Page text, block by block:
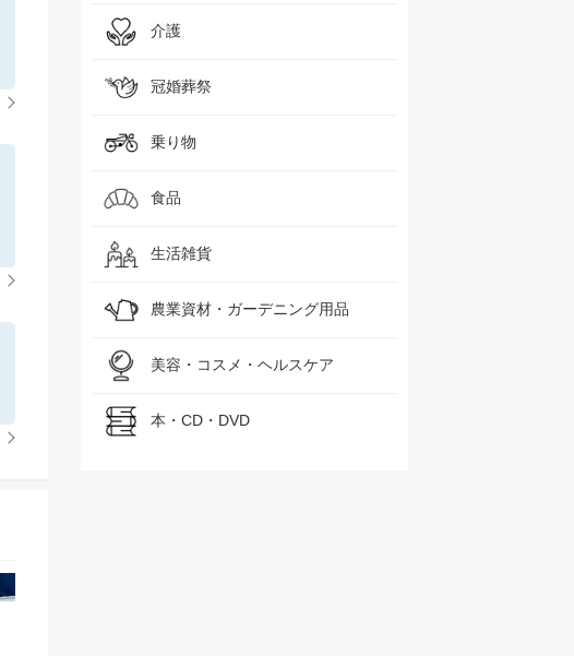
介護
冠婚葬祭
乗り物
食品
生活雑貨
農業資材・ガーデニング用品
美容・コスメ・ヘルスケア
本・CD・DVD